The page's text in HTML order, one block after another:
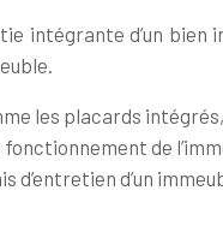
intégrante d’un bien
les placards
de
d’entretien d’un